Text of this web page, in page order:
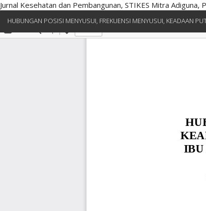
Jurnal Kesehatan dan Pembangunan, STIKES Mitra
Rincian
Artikel
HUBUNGAN POSISI MENYUSUI, FREKUENSI MENYUSUI, KEADAAN